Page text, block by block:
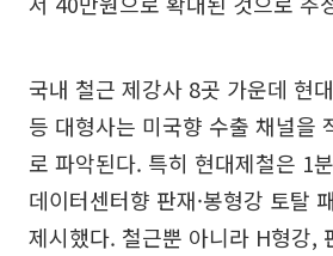
국내 철근 제강사 8곳 가운데 현
등 대형사는 미국향 수출 채널을
로 파악된다. 특히 현대제철은 1
데이터센터향 판재·봉형강 토탈
제시했다. 철근뿐 아니라 H형강,